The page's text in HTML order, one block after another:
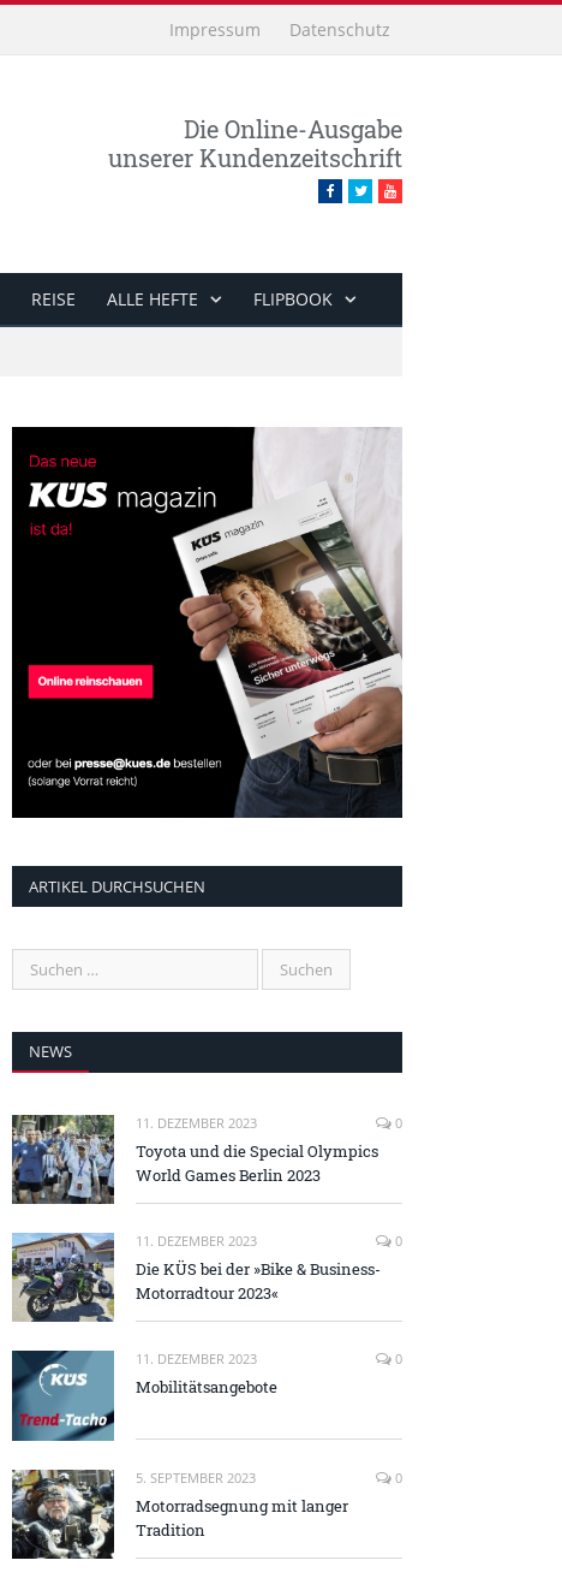
Impressum Datenschutz
Die Online-Ausgabe
unserer Kundenzeitschrift
Facebook
TwitterYoutube
REISE ALLE HEFTE FLIPBOOK
ARTIKEL DURCHSUCHEN
NEWS
11. DEZEMBER 2023 0
Toyota und die Special Olympics
World Games Berlin 2023
11. DEZEMBER 2023 0
Die KÜS bei der »Bike & Business-
Motorradtour 2023«
11. DEZEMBER 2023 0
Mobilitätsangebote
5. SEPTEMBER 2023 0
Motorradsegnung mit langer
Tradition